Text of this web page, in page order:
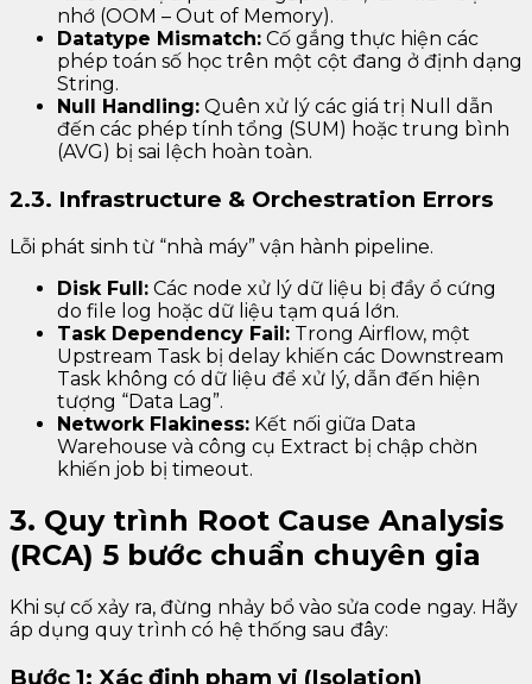
nhớ (OOM – Out of Memory).
Datatype Mismatch: Cố gắng thực hiện các
phép toán số học trên một cột đang ở định dạng
String.
Null Handling: Quên xử lý các giá trị Null dẫn
đến các phép tính tổng (SUM) hoặc trung bình
(AVG) bị sai lệch hoàn toàn.
2.3. Infrastructure & Orchestration Errors
Lỗi phát sinh từ “nhà máy” vận hành pipeline.
Disk Full: Các node xử lý dữ liệu bị đầy ổ cứng
do file log hoặc dữ liệu tạm quá lớn.
Task Dependency Fail: Trong Airflow, một
Upstream Task bị delay khiến các Downstream
Task không có dữ liệu để xử lý, dẫn đến hiện
tượng “Data Lag”.
Network Flakiness: Kết nối giữa Data
Warehouse và công cụ Extract bị chập chờn
khiến job bị timeout.
3. Quy trình Root Cause Analysis
(RCA) 5 bước chuẩn chuyên gia
Khi sự cố xảy ra, đừng nhảy bổ vào sửa code ngay. Hãy
áp dụng quy trình có hệ thống sau đây:
Bước 1: Xác định phạm vi (Isolation)